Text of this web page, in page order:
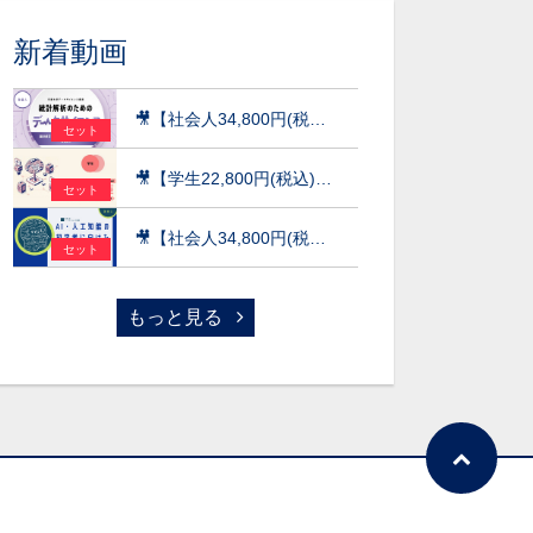
新着動画
セット
🎥【社会人34,800円(税込)】統計解析のためのデータサイエンス～統計検定(R)データサイエンス発展（DS発展）を目指して～［京都大学データサイエンス講座］（2026）
セット
セット
🎥【社会人34,800円(税込)】AI・人工知能の初学者に向けた数学超速入門［京都大学データサイエンス講座］（2026）
もっと見る